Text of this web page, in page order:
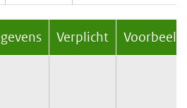
Verplicht